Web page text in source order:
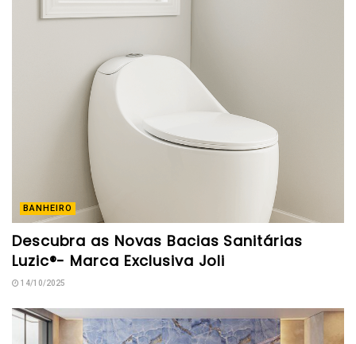
BANHEIRO
Descubra as Novas Bacias Sanitárias
Luzic®- Marca Exclusiva Joli
14/10/2025